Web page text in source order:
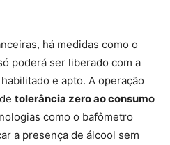
há medidas como o
poderá ser liberado com a
e apto. A operação
tolerância zero ao consumo
como o bafômetro
a presença de álcool sem